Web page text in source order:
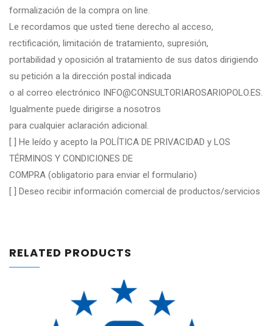
formalización de la compra on line.
Le recordamos que usted tiene derecho al acceso,
rectificación, limitación de tratamiento, supresión,
portabilidad y oposición al tratamiento de sus datos dirigiendo
su petición a la dirección postal indicada
o al correo electrónico INFO@CONSULTORIAROSARIOPOLO.ES.
Igualmente puede dirigirse a nosotros
para cualquier aclaración adicional.
[ ] He leído y acepto la POLÍTICA DE PRIVACIDAD y LOS
TÉRMINOS Y CONDICIONES DE
COMPRA (obligatorio para enviar el formulario)
[ ] Deseo recibir información comercial de productos/servicios
RELATED PRODUCTS